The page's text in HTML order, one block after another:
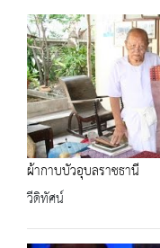
ผ้ากาบบัวอุบลราชธานี
วีดิทัศน์